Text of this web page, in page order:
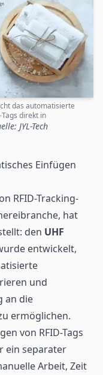
das automatisierte
direkt in
JYL-Tech
Einfügen
RFID-Tracking-
hat
den UHF
entwickelt,
und
an die
ermöglichen.
von RFID-Tags
ein separater
Arbeit, Zeit